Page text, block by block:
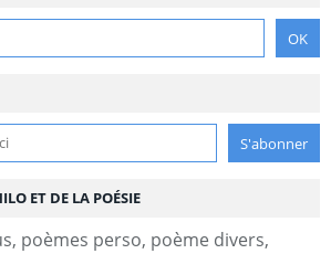
ET DE LA POÉSIE
poèmes perso, poème divers,